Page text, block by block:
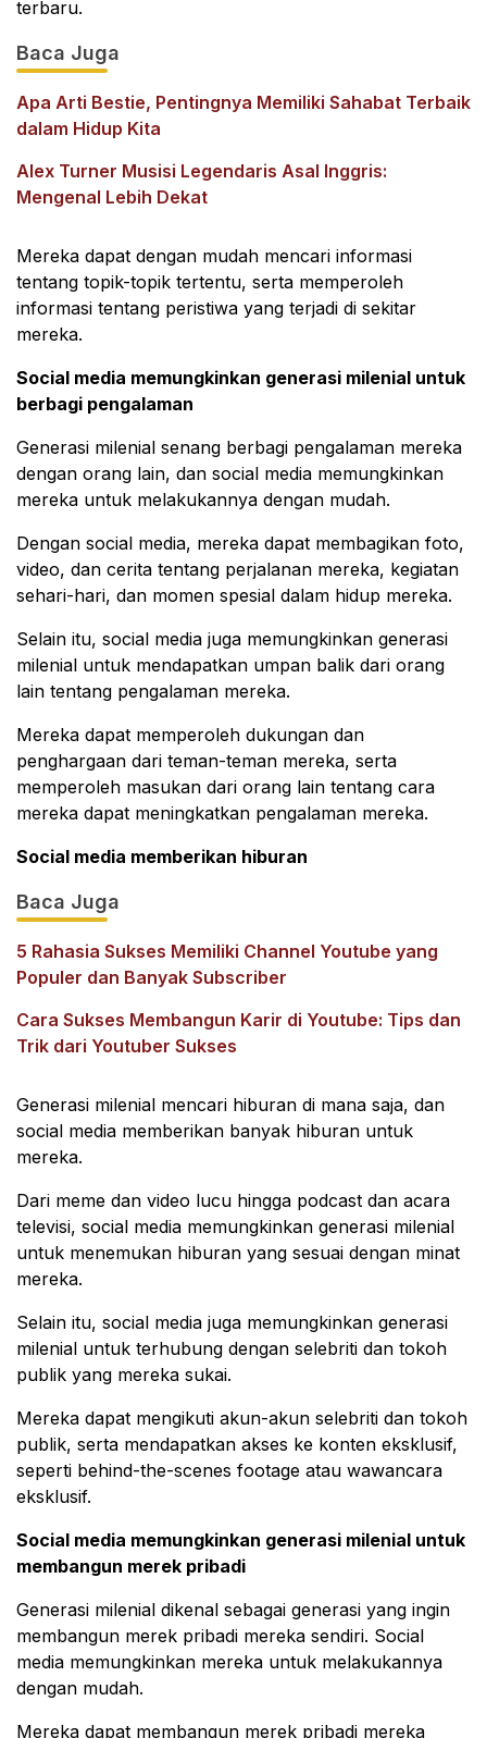
terbaru.
Baca Juga
Apa Arti Bestie, Pentingnya Memiliki Sahabat Terbaik
dalam Hidup Kita
Alex Turner Musisi Legendaris Asal Inggris:
Mengenal Lebih Dekat
Mereka dapat dengan mudah mencari informasi
tentang topik-topik tertentu, serta memperoleh
informasi tentang peristiwa yang terjadi di sekitar
mereka.
Social media memungkinkan generasi milenial untuk
berbagi pengalaman
Generasi milenial senang berbagi pengalaman mereka
dengan orang lain, dan social media memungkinkan
mereka untuk melakukannya dengan mudah.
Dengan social media, mereka dapat membagikan foto,
video, dan cerita tentang perjalanan mereka, kegiatan
sehari-hari, dan momen spesial dalam hidup mereka.
Selain itu, social media juga memungkinkan generasi
milenial untuk mendapatkan umpan balik dari orang
lain tentang pengalaman mereka.
Mereka dapat memperoleh dukungan dan
penghargaan dari teman-teman mereka, serta
memperoleh masukan dari orang lain tentang cara
mereka dapat meningkatkan pengalaman mereka.
Social media memberikan hiburan
Baca Juga
5 Rahasia Sukses Memiliki Channel Youtube yang
Populer dan Banyak Subscriber
Cara Sukses Membangun Karir di Youtube: Tips dan
Trik dari Youtuber Sukses
Generasi milenial mencari hiburan di mana saja, dan
social media memberikan banyak hiburan untuk
mereka.
Dari meme dan video lucu hingga podcast dan acara
televisi, social media memungkinkan generasi milenial
untuk menemukan hiburan yang sesuai dengan minat
mereka.
Selain itu, social media juga memungkinkan generasi
milenial untuk terhubung dengan selebriti dan tokoh
publik yang mereka sukai.
Mereka dapat mengikuti akun-akun selebriti dan tokoh
publik, serta mendapatkan akses ke konten eksklusif,
seperti behind-the-scenes footage atau wawancara
eksklusif.
Social media memungkinkan generasi milenial untuk
membangun merek pribadi
Generasi milenial dikenal sebagai generasi yang ingin
membangun merek pribadi mereka sendiri. Social
media memungkinkan mereka untuk melakukannya
dengan mudah.
Mereka dapat membangun merek pribadi mereka